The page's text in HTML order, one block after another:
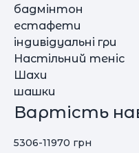
бадмінтон
естафети
індивідуальні гри
Настільний теніс
Шахи
шашки
Вартість
5306-11970 грн